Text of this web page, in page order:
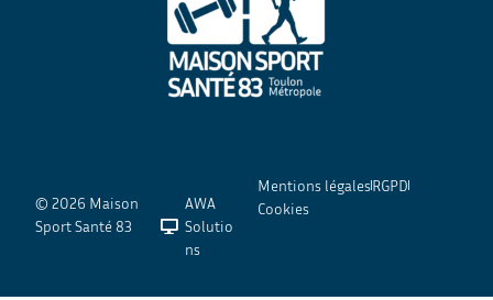
© 2026 Maison
Sport Santé 83
AWA
Solutio
ns
Mentions légalesRGPD
Cookies